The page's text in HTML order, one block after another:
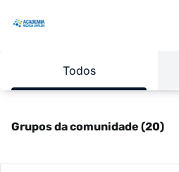
Todos
Grupos da comunidade (20)